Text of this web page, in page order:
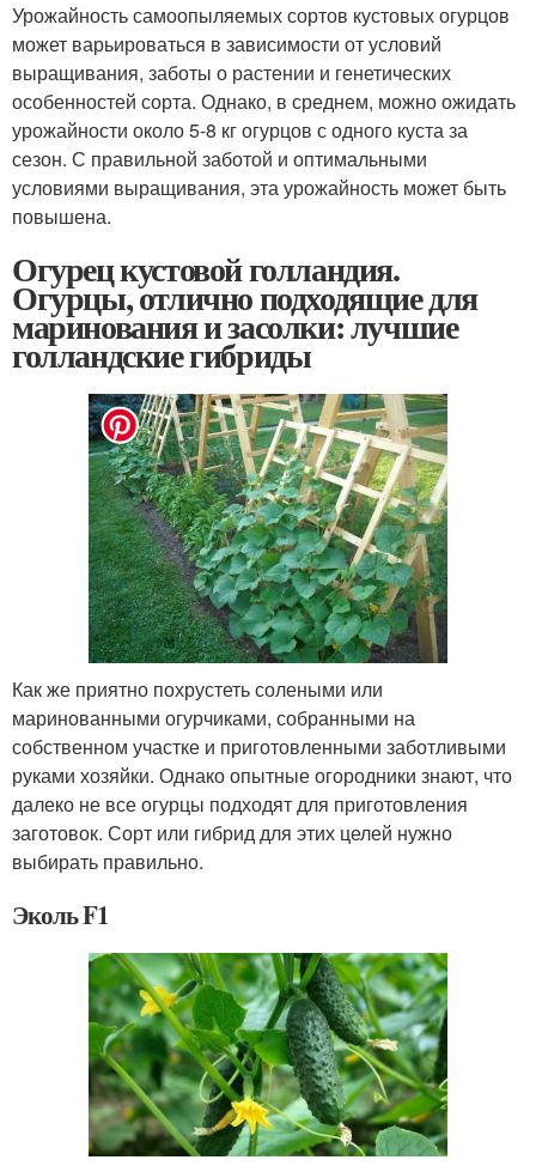
Урожайность самоопыляемых сортов кустовых огурцов
может варьироваться в зависимости от условий
выращивания, заботы о растении и генетических
особенностей сорта. Однако, в среднем, можно ожидать
урожайности около 5-8 кг огурцов с одного куста за
сезон. С правильной заботой и оптимальными
условиями выращивания, эта урожайность может быть
повышена.
Огурец кустовой голландия.
Огурцы, отлично подходящие для
маринования и засолки: лучшие
голландские гибриды
Как же приятно похрустеть солеными или
маринованными огурчиками, собранными на
собственном участке и приготовленными заботливыми
руками хозяйки. Однако опытные огородники знают, что
далеко не все огурцы подходят для приготовления
заготовок. Сорт или гибрид для этих целей нужно
выбирать правильно.
Эколь F1